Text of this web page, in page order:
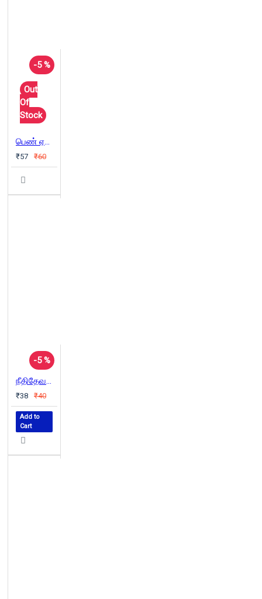
-5 %
Out
Of
Stock
பெண் ஏன் அடிமையானாள்?
₹57 ₹60
-5 %
நீதிதேவன் மயக்கம்
₹38 ₹40
Add to
Cart